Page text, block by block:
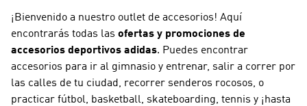
¡Bienvenido a nuestro outlet de accesorios! Aquí
encontrarás todas las ofertas y promociones de
accesorios deportivos adidas. Puedes encontrar
accesorios para ir al gimnasio y entrenar, salir a correr por
las calles de tu ciudad, recorrer senderos rocosos, o
practicar fútbol, basketball, skateboarding, tennis y ¡hasta